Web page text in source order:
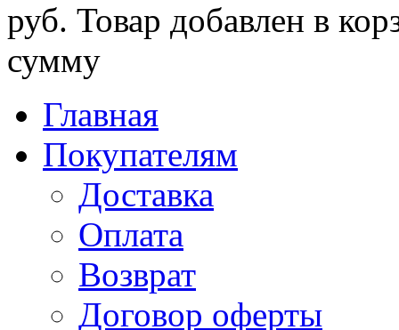
руб. Товар добавлен в
сумму
Главная
Покупателям
Доставка
Оплата
Возврат
Договор оферты